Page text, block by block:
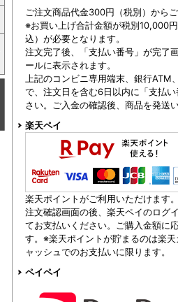
ご注文商品代金300円（税別）から
※お買い上げ合計金額が税別10,000
込）が必要となります。
注文完了後、「支払い番号」が完了
ールに表示されます。
上記のコンビニ専用端末、銀行
で、注文日を含む6日以内に「支払
さい。ご入金の確認後、商品を発送
楽天ペイ
楽天ポイントがご利用いただけます
注文確認画面の後、楽天ペイのログ
てお支払いください。ご購入金額に
す。※楽天ポイントが貯まるのは楽
ャッシュでのお支払いに限ります。
ペイペイ